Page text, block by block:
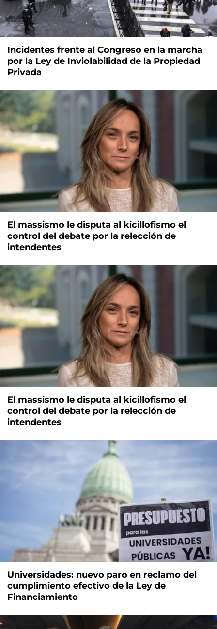
Incidentes frente al Congreso en la marcha
por la Ley de Inviolabilidad de la Propiedad
Privada
El massismo le disputa al kicillofismo el
control del debate por la relección de
intendentes
El massismo le disputa al kicillofismo el
control del debate por la relección de
intendentes
Universidades: nuevo paro en reclamo del
cumplimiento efectivo de la Ley de
Financiamiento